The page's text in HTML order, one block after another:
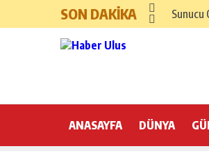
SON DAKİKA Sunucu
ANASAYFA DÜNYA